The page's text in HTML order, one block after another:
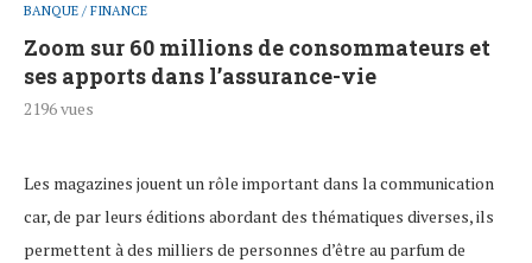
BANQUE / FINANCE
Zoom sur 60 millions de consommateurs et
ses apports dans l’assurance-vie
2196vues
Les magazines jouent un rôle important dans la communication
car, de par leurs éditions abordant des thématiques diverses, ils
permettent à des milliers de personnes d’être au parfum de